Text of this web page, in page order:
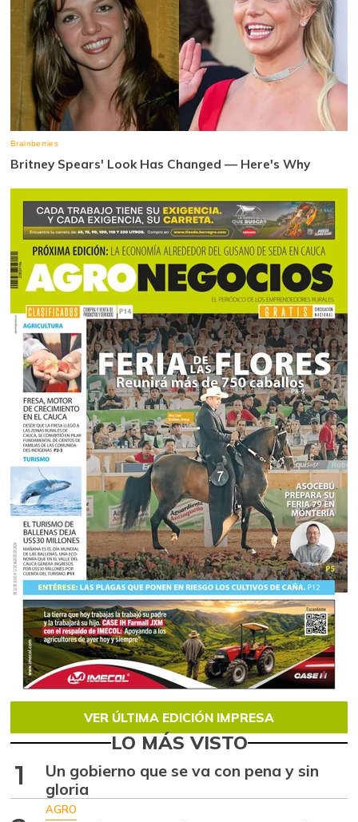
VER ÚLTIMA EDICIÓN IMPRESA
LO MÁS VISTO
1
Un gobierno que se va con pena y sin
gloria
AGRO